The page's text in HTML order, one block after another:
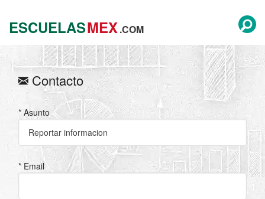
ESCUELASMEX.COM
Contacto
* Asunto
* Email